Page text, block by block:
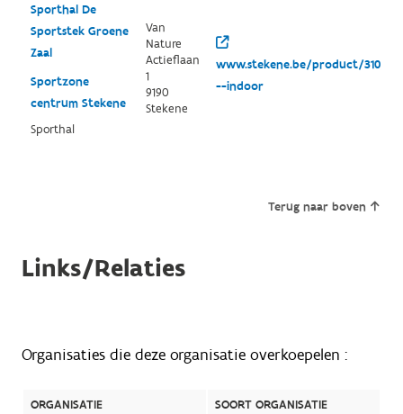
Sporthal De
Sportstek Groene
Zaal
Sportzone
centrum Stekene
Sporthal
Van
Nature
Actieflaan
1
9190
Stekene
www.stekene.be/product/310/
--indoor
Terug naar boven
Links/Relaties
Organisaties die deze organisatie overkoepelen :
ORGANISATIE
SOORT ORGANISATIE